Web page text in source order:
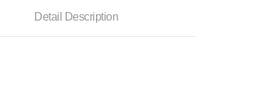
Detail Description